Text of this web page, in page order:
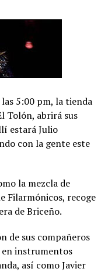
5:00 pm, la tienda
Tolón, abrirá sus
estará Julio
con la gente este
la mezcla de
Filarmónicos, recoge
de Briceño.
de sus compañeros
en instrumentos
así como Javier